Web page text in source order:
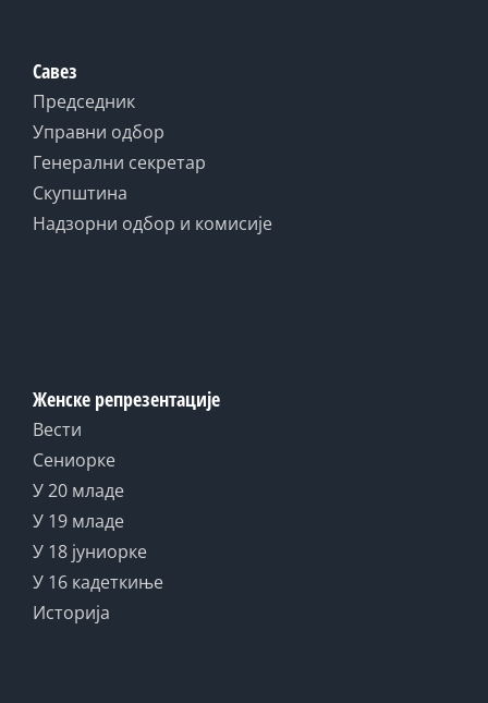
Савез
Председник
Управни одбор
Генерални секретар
Скупштина
Надзорни одбор и комисије
Женске репрезентације
Вести
Сениорке
У 20 младе
У 19 младе
У 18 јуниорке
У 16 кадеткиње
Историја